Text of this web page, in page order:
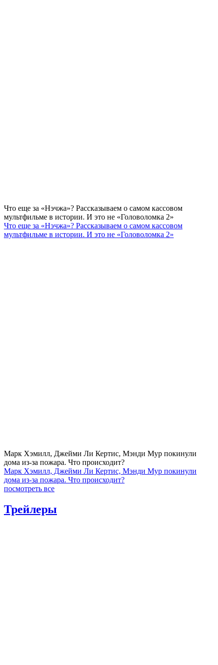
Что еще за «Нэчжа»? Рассказываем о самом кассовом
мультфильме в истории. И это не «Головоломка 2»
Что еще за «Нэчжа»? Рассказываем о самом кассовом
мультфильме в истории. И это не «Головоломка 2»
Марк Хэмилл, Джейми Ли Кертис, Мэнди Мур покинули
дома из-за пожара. Что происходит?
Марк Хэмилл, Джейми Ли Кертис, Мэнди Мур покинули
дома из-за пожара. Что происходит?
посмотреть все
Трейлеры